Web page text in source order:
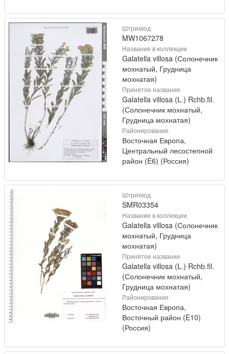
Штрихкод
MW1067278
Название в коллекции
Galatella villosa (Солонечник
мохнатый, Грудница
мохнатая)
Принятое название
Galatella villosa (L.) Rchb.fil.
(Солонечник мохнатый,
Грудница мохнатая)
Районирование
Восточная Европа,
Центральный лесостепной
район (E6) (Россия)
Штрихкод
SMR03354
Название в коллекции
Galatella villosa (Солонечник
мохнатый, Грудница
мохнатая)
Принятое название
Galatella villosa (L.) Rchb.fil.
(Солонечник мохнатый,
Грудница мохнатая)
Районирование
Восточная Европа,
Восточный район (E10)
(Россия)